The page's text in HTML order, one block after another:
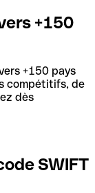
+150
+150 pays
compétitifs, de
dès
SWIFT